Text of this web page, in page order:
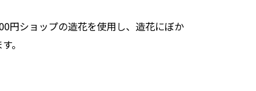
円ショップの造花を使用し、造花にぼか
。